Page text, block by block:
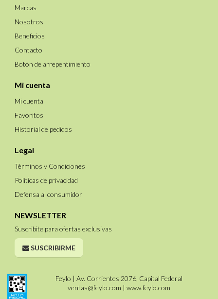
Marcas
Nosotros
Beneficios
Contacto
Botón de arrepentimiento
Mi cuenta
Mi cuenta
Favoritos
Historial de pedidos
Legal
Términos y Condiciones
Políticas de privacidad
Defensa al consumidor
NEWSLETTER
Suscribite para ofertas exclusivas
SUSCRIBIRME
Feylo | Av. Corrientes 2076, Capital Federal
ventas@feylo.com | www.feylo.com